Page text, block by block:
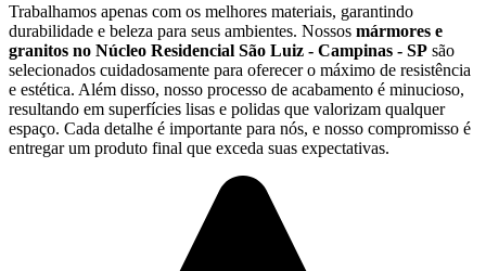
Trabalhamos apenas com os melhores materiais, garantindo
durabilidade e beleza para seus ambientes. Nossos mármores e
granitos no Núcleo Residencial São Luiz - Campinas - SP são
selecionados cuidadosamente para oferecer o máximo de resistência
e estética. Além disso, nosso processo de acabamento é minucioso,
resultando em superfícies lisas e polidas que valorizam qualquer
espaço. Cada detalhe é importante para nós, e nosso compromisso é
entregar um produto final que exceda suas expectativas.